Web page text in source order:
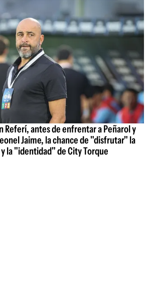
Referí, antes de enfrentar a Peñarol y
Jaime, la chance de "disfrutar" la
la "identidad" de City Torque